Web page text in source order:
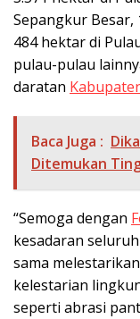
Sepangkur Besar,
484 hektar di
pulau-pulau
daratan
Baca Juga :
Ditemukan
“Semoga dengan
kesadaran
sama
kelestarian
seperti abrasi